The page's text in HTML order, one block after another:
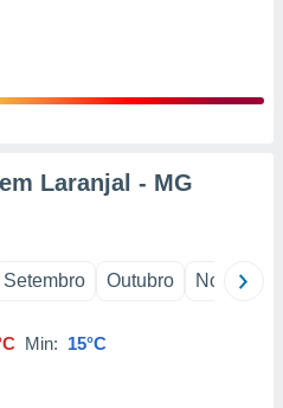
Laranjal - MG
Setembro Outubro Novembro
Min: 15°C